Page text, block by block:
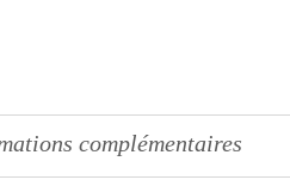
complémentaires